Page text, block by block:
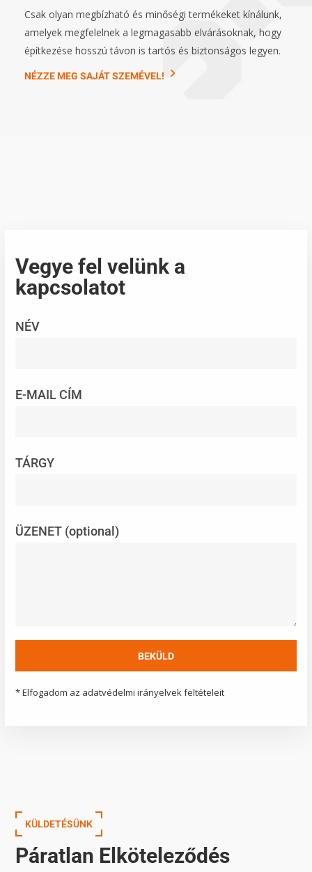
Csak olyan megbízható és minőségi termékeket kínálunk,
amelyek megfelelnek a legmagasabb elvárásoknak, hogy
építkezése hosszú távon is tartós és biztonságos legyen.
NÉZZE MEG SAJÁT SZEMÉVEL!
Vegye fel velünk a
kapcsolatot
NÉV
E-MAIL CÍM
TÁRGY
ÜZENET (optional)
* Elfogadom az adatvédelmi irányelvek feltételeit
KÜLDETÉSÜNK
Páratlan Elköteleződés